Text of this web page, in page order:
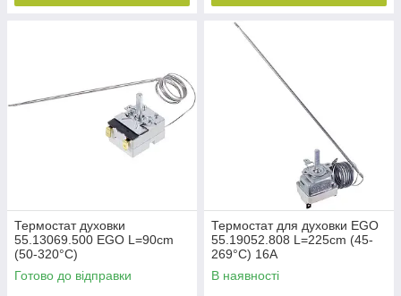
Термостат духовки
55.13069.500 EGO L=90cm
(50-320°C)
Готово до відправки
Термостат для духовки EGO
55.19052.808 L=225cm (45-
269°С) 16A
В наявності